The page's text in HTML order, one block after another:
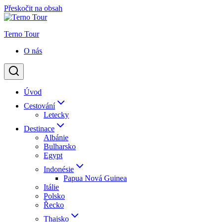
Přeskočit na obsah
Terno Tour
O nás
Úvod
Cestování
Letecky
Destinace
Albánie
Bulharsko
Egypt
Indonésie
Papua Nová Guinea
Itálie
Polsko
Řecko
Thajsko